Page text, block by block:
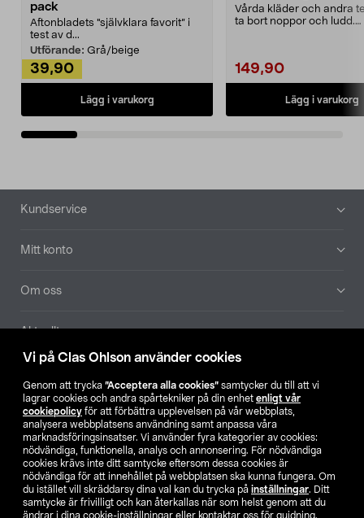
Vi på Clas Ohlson använder cookies
Genom att trycka ”Acceptera alla cookies” samtycker du till att vi
lagrar cookies och andra spårtekniker på din enhet enligt vår
cookiepolicy för att förbättra upplevelsen på vår webbplats,
analysera webbplatsens användning samt anpassa våra
marknadsföringsinsatser. Vi använder fyra kategorier av cookies:
nödvändiga, funktionella, analys och annonsering. För nödvändiga
cookies krävs inte ditt samtycke eftersom dessa cookies är
nödvändiga för att innehållet på webbplatsen ska kunna fungera. Om
du istället vill skräddarsy dina val kan du trycka på inställningar. Ditt
samtycke är frivilligt och kan återkallas när som helst genom att du
ändrar i dina cookie-inställningar eller kontaktar oss för guidning.
pack
Aftonbladets "självklara favorit” i
test av d...
Utförande: Grå/beige
39,90
Lägg i varukorg
Vårda kläder och andra
ta bort noppor och ludd.
149,90
Lägg i varukorg
Sidfot
Kundservice
Mitt konto
Om oss
Aktuellt
Hitta butik
SE NO FI